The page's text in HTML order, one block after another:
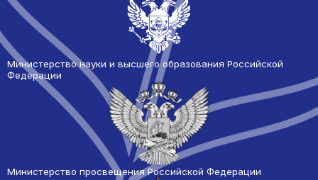
Министерство науки и высшего образования Российской
Федерации
Министерство просвещения Российской Федерации